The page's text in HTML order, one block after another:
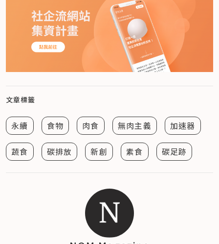
文章標籤
永續 食物 肉食 無肉主義 加速器
蔬食 碳排放 新創 素食 碳足跡